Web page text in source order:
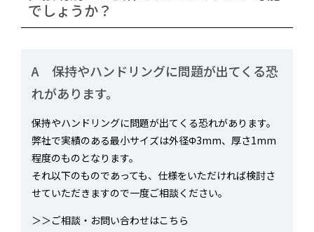
でしょうか？
A 保持やハンドリングに問題が出てくる恐
れがあります。
保持やハンドリングに問題が出てくる恐れがあります。
弊社で実績のある最小サイズは外径Φ3mm、厚さ1mm
程度のものとなります。
それ以下のものであっても、仕様をいただければ検討さ
せていただきますので一度ご相談ください。
＞＞ご相談・お問い合わせはこちら